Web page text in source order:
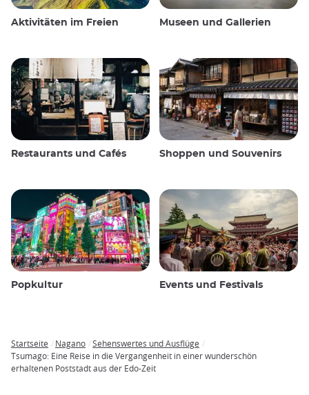
Aktivitäten im Freien Museen und Gallerien
Restaurants und Cafés Shoppen und Souvenirs
Popkultur Events und Festivals
Breadcrumb
Startseite Nagano
Sehenswertes und Ausflüge
Tsumago: Eine Reise in die Vergangenheit in einer wunderschön
erhaltenen Poststadt aus der Edo-Zeit